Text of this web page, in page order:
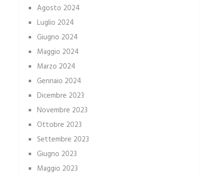
Agosto 2024
Luglio 2024
Giugno 2024
Maggio 2024
Marzo 2024
Gennaio 2024
Dicembre 2023
Novembre 2023
Ottobre 2023
Settembre 2023
Giugno 2023
Maggio 2023